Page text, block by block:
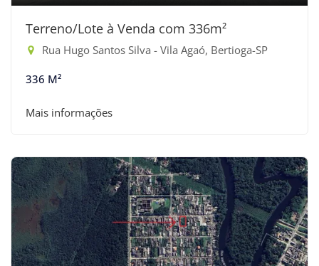
Terreno/Lote à Venda com 336m²
Rua Hugo Santos Silva - Vila Agaó, Bertioga-SP
336 M²
Mais informações